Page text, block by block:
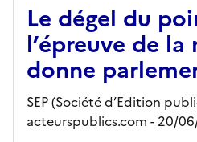
Le dégel du
l’épreuve de
donne
SEP (Société d’Edition
acteurspublics.com - 20/